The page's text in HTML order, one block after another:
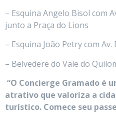
– Esquina Angelo Bisol com
junto a Praça do Lions
– Esquina João Petry com
– Belvedere do Vale do
“O Concierge Gramado é
atrativo que valoriza a
turístico. Comece seu